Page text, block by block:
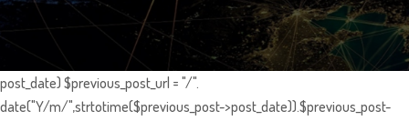
post_date) $previous_post_url = "/".
date("Y/m/",strtotime($previous_post->post_date)).$previous_post-